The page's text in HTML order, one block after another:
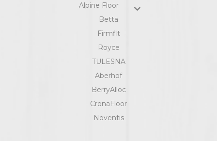
Alpine Floor
Betta
Firmfit
Royce
TULESNA
Aberhof
BerryAlloc
CronaFloor
Noventis